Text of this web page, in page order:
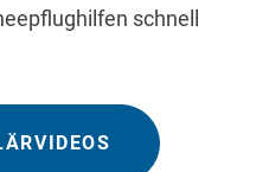
schnell